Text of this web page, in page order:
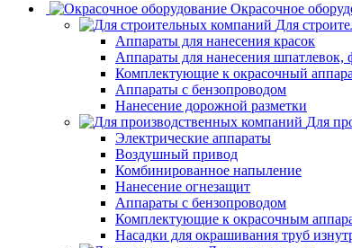
Окрасочное
Для
Аппараты для нанесения красок
Аппараты для нанесения шпатлевок,
Комплектующие к окрасочный
Аппараты с бензопроводом
Нанесение дорожной разметки
Для
Электрические аппараты
Воздушный привод
Комбинированное напыление
Нанесение огнезащит
Аппараты с бензопроводом
Комплектующие к окрасочным
Насадки для окрашивания труб